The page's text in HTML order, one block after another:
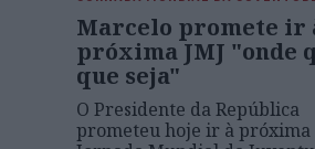
Marcelo promete ir
próxima JMJ "onde
que seja"
O Presidente da República
prometeu hoje ir à próxima